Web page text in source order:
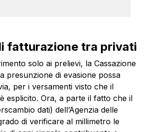
fatturazione tra privati
solo ai prelievi, la Cassazione
presunzione di evasione possa
per i versamenti visto che il
esplicito. Ora, a parte il fatto che il
dati) dell’Agenzia delle
di verificare al millimetro le